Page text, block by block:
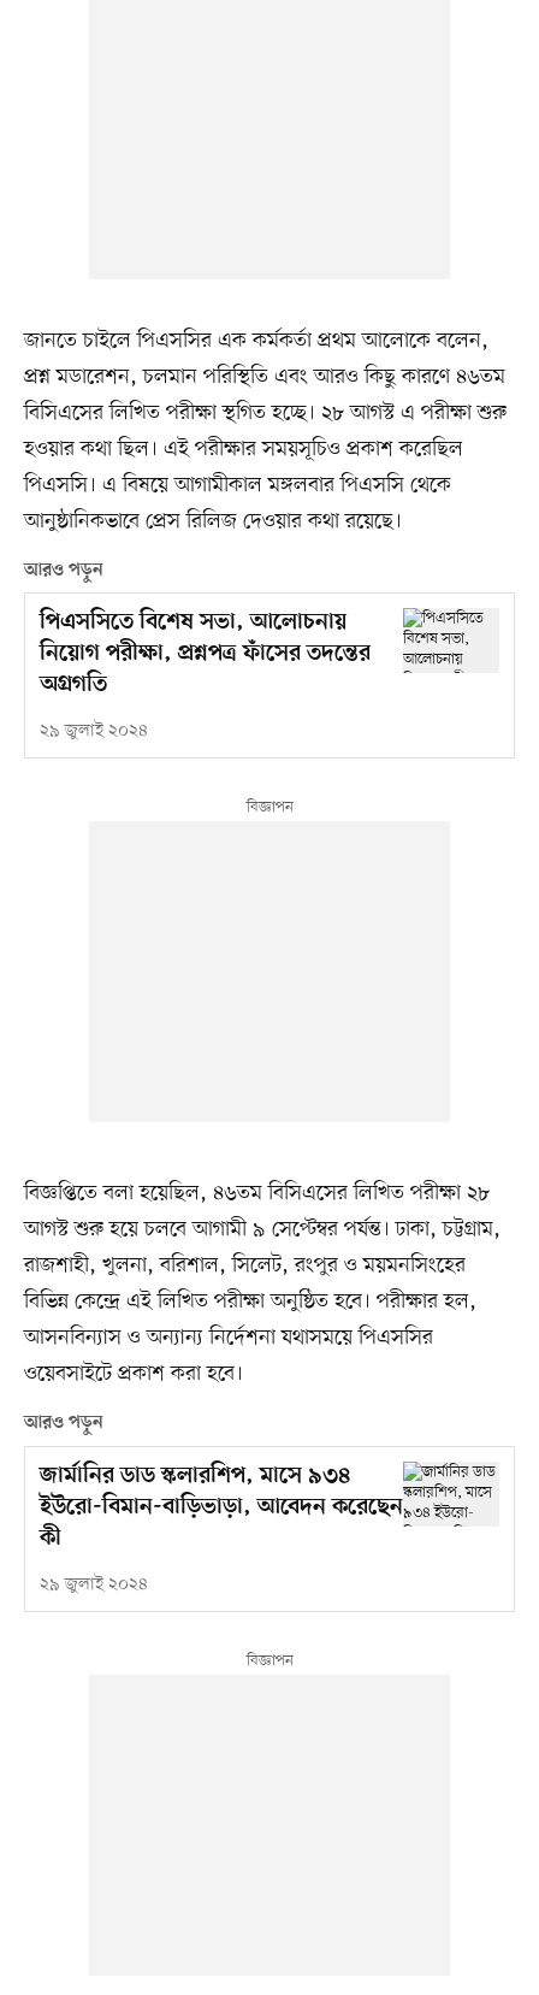
জানতে চাইলে পিএসসির এক কর্মকর্তা প্রথম আলোকে বলেন,
প্রশ্ন মডারেশন, চলমান পরিস্থিতি এবং আরও কিছু কারণে ৪৬তম
বিসিএসের লিখিত পরীক্ষা স্থগিত হচ্ছে। ২৮ আগস্ট এ পরীক্ষা শুরু
হওয়ার কথা ছিল। এই পরীক্ষার সময়সূচিও প্রকাশ করেছিল
পিএসসি। এ বিষয়ে আগামীকাল মঙ্গলবার পিএসসি থেকে
আনুষ্ঠানিকভাবে প্রেস রিলিজ দেওয়ার কথা রয়েছে।
আরও পড়ুন
পিএসসিতে বিশেষ সভা, আলোচনায়
নিয়োগ পরীক্ষা, প্রশ্নপত্র ফাঁসের তদন্তের
অগ্রগতি
২৯ জুলাই ২০২৪
বিজ্ঞপ্তিতে বলা হয়েছিল, ৪৬তম বিসিএসের লিখিত পরীক্ষা ২৮
আগস্ট শুরু হয়ে চলবে আগামী ৯ সেপ্টেম্বর পর্যন্ত। ঢাকা, চট্টগ্রাম,
রাজশাহী, খুলনা, বরিশাল, সিলেট, রংপুর ও ময়মনসিংহের
বিভিন্ন কেন্দ্রে এই লিখিত পরীক্ষা অনুষ্ঠিত হবে। পরীক্ষার হল,
আসনবিন্যাস ও অন্যান্য নির্দেশনা যথাসময়ে পিএসসির
ওয়েবসাইটে প্রকাশ করা হবে।
আরও পড়ুন
জার্মানির ডাড স্কলারশিপ, মাসে ৯৩৪
ইউরো-বিমান-বাড়িভাড়া, আবেদন করেছেন
কী
২৯ জুলাই ২০২৪